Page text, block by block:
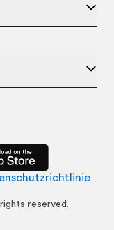
reserved.